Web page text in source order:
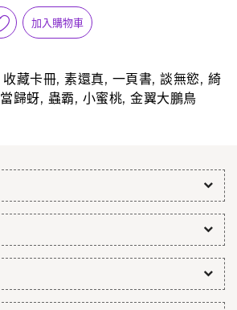
加入購物車
收藏卡冊, 素還真, 一頁書, 談無慾, 綺
當歸蚜, 蟲霸, 小蜜桃, 金翼大鵬鳥